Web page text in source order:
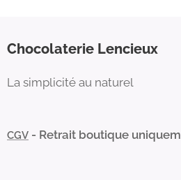
Chocolaterie Lencieux
La simplicité au naturel
CGV - Retrait boutique